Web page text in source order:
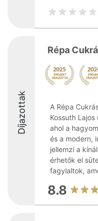
Díjazottak
Répa
A Répa
Kossuth
ahol a
és a modern,
jellemzi a
érhetők el
fagylaltok,
8.8